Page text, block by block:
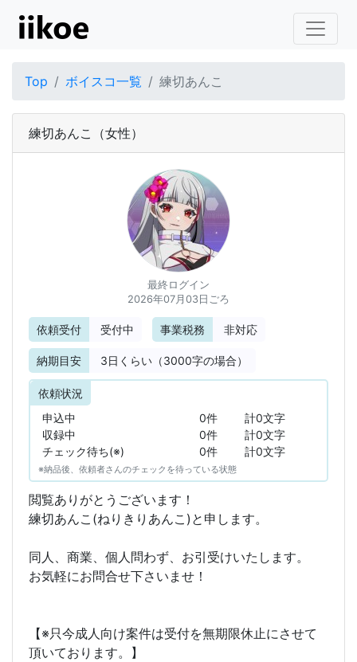
Top ボイスコ一覧 練切あんこ
練切あんこ （女性）
最終ログイン
2026年07月03日ごろ
依頼受付 受付中 事業税務 非対応
納期目安 3日くらい（3000字の場合）
依頼状況
申込中
0件
計0文字
収録中
0件
計0文字
チェック待ち(※)
0件 計0文字
※納品後、依頼者さんのチェックを待っている状態
閲覧ありがとうございます！
練切あんこ(ねりきりあんこ)と申します。
同人、商業、個人問わず、お引受けいたします。
お気軽にお問合せ下さいませ！
【※只今成人向け案件は受付を無期限休止にさせて
頂いております。】